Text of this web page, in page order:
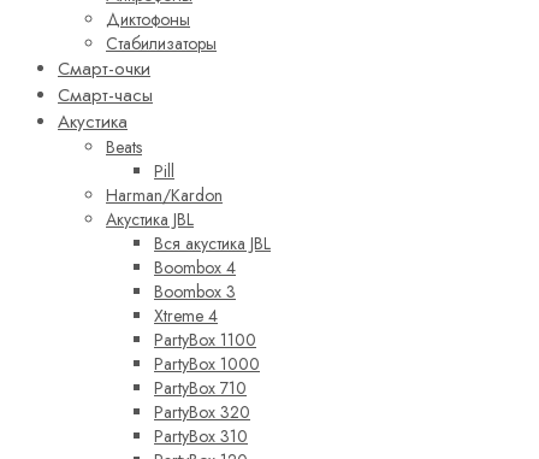
Диктофоны
Стабилизаторы
Смарт-очки
Смарт-часы
Акустика
Beats
Pill
Harman/Kardon
Акустика JBL
Вся акустика JBL
Boombox 4
Boombox 3
Xtreme 4
PartyBox 1100
PartyBox 1000
PartyBox 710
PartyBox 320
PartyBox 310